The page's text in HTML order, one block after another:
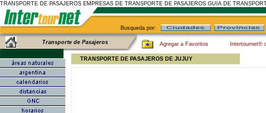
TRANSPORTE DE PASAJEROS EMPRESAS DE TRANSPORTE DE PASAJEROS GUIA DE
Busqueda por:
Transporte de Pasajeros Agregar a Favoritos Intertournet®
TRANSPORTE DE PASAJEROS DE JUJUY